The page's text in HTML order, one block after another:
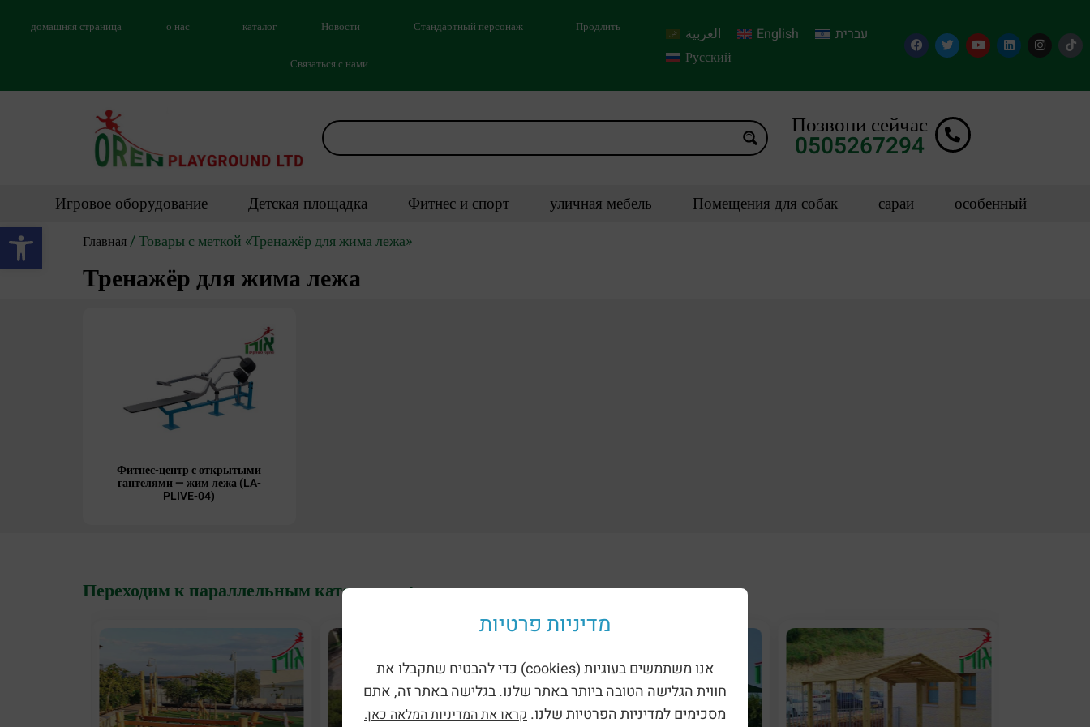
Открыть панель инструментов
домашняя страница о нас каталог Новости Стандартный персонаж Продлить
Связаться с нами
العربية English
עברית
Русский
Позвони сейчас
0505267294
Игровое оборудование Детская площадка Фитнес и спорт уличная мебель Помещения для собак сараи особенный
Главная/ Товары с меткой «Тренажёр для жима лежа»
Тренажёр для жима лежа
Фитнес-центр с открытыми
гантелями — жим лежа (LA-
PLIVE-04)
Переходим к параллельным категориям:
מדיניות פרטיות
אנו משתמשים בעוגיות (cookies) כדי להבטיח שתקבלו את
חווית הגלישה הטובה ביותר באתר שלנו. בגלישה באתר זה, אתם
מסכימים למדיניות הפרטיות שלנו. קראו את המדיניות המלאה כאן.